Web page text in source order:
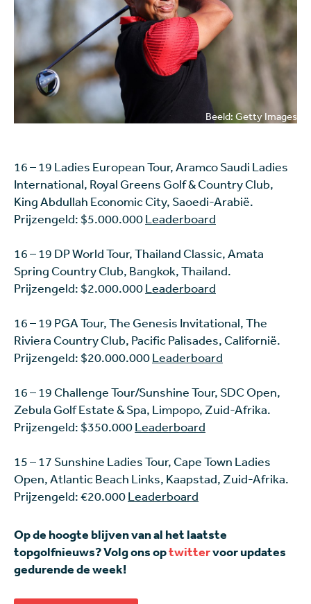
Beeld: Getty Images
16 – 19 Ladies European Tour, Aramco Saudi Ladies
International, Royal Greens Golf & Country Club,
King Abdullah Economic City, Saoedi-Arabië.
Prijzengeld: $5.000.000Leaderboard
16 – 19 DP World Tour, Thailand Classic, Amata
Spring Country Club, Bangkok, Thailand.
Prijzengeld: $2.000.000Leaderboard
16 – 19 PGA Tour, The Genesis Invitational, The
Riviera Country Club, Pacific Palisades, Californië.
Prijzengeld: $20.000.000Leaderboard
16 – 19 Challenge Tour/Sunshine Tour, SDC Open,
Zebula Golf Estate & Spa, Limpopo, Zuid-Afrika.
Prijzengeld: $350.000Leaderboard
15 – 17 Sunshine Ladies Tour, Cape Town Ladies
Open, Atlantic Beach Links, Kaapstad, Zuid-Afrika.
Prijzengeld: €20.000Leaderboard
Op de hoogte blijven van al het laatste
topgolfnieuws? Volg ons optwittervoor updates
gedurende de week!